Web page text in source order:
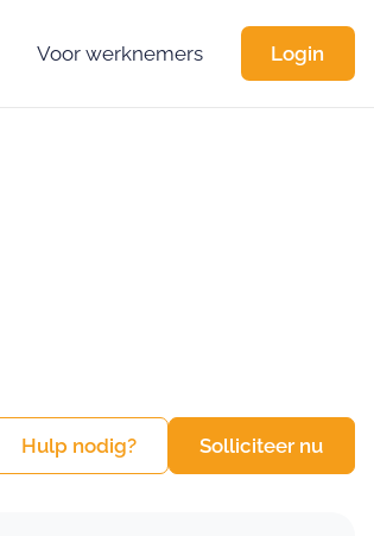
Voor werknemers Login
Hulp nodig? Solliciteer nu